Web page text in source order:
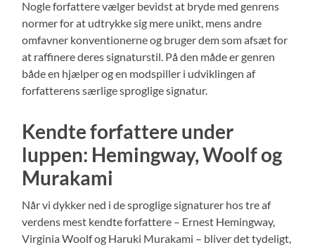
Nogle forfattere vælger bevidst at bryde med genrens
normer for at udtrykke sig mere unikt, mens andre
omfavner konventionerne og bruger dem som afsæt for
at raffinere deres signaturstil. På den måde er genren
både en hjælper og en modspiller i udviklingen af
forfatterens særlige sproglige signatur.
Kendte forfattere under
luppen: Hemingway, Woolf og
Murakami
Når vi dykker ned i de sproglige signaturer hos tre af
verdens mest kendte forfattere – Ernest Hemingway,
Virginia Woolf og Haruki Murakami – bliver det tydeligt,